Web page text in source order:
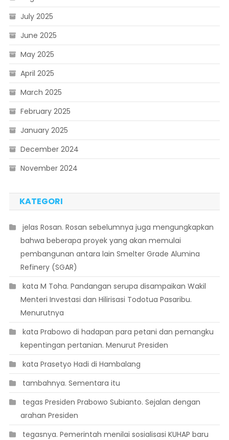
July 2025
June 2025
May 2025
April 2025
March 2025
February 2025
January 2025
December 2024
November 2024
KATEGORI
 jelas Rosan. Rosan sebelumnya juga mengungkapkan
bahwa beberapa proyek yang akan memulai
pembangunan antara lain Smelter Grade Alumina
Refinery (SGAR)
 kata M Toha. Pandangan serupa disampaikan Wakil
Menteri Investasi dan Hilirisasi Todotua Pasaribu.
Menurutnya
 kata Prabowo di hadapan para petani dan pemangku
kepentingan pertanian. Menurut Presiden
 kata Prasetyo Hadi di Hambalang
 tambahnya. Sementara itu
 tegas Presiden Prabowo Subianto. Sejalan dengan
arahan Presiden
 tegasnya. Pemerintah menilai sosialisasi KUHAP baru